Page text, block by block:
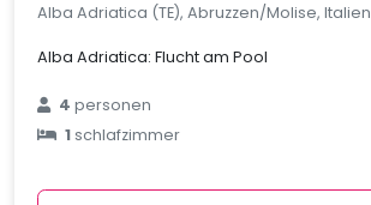
Alba Adriatica (TE), Abruzzen/Molise, Italien
Alba Adriatica: Flucht am Pool
4personen
1schlafzimmer